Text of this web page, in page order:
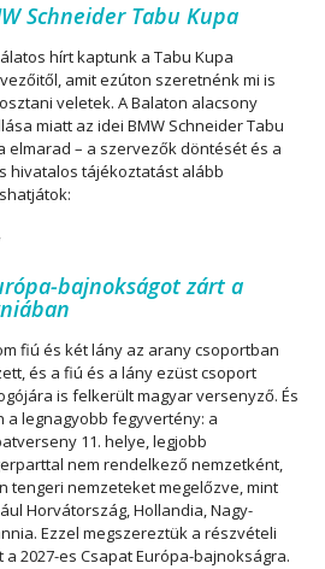
Schneider Tabu Kupa
hírt kaptunk a Tabu Kupa
amit ezúton szeretnénk mi is
veletek. A Balaton alacsony
miatt az idei BMW Schneider Tabu
elmarad – a szervezők döntését és a
hivatalos tájékoztatást alább
bajnokságot zárt a
fiú és két lány az arany csoportban
és a fiú és a lány ezüst csoport
is felkerült magyar versenyző. És
a legnagyobb fegyvertény: a
11. helye, legjobb
nem rendelkező nemzetként,
tengeri nemzeteket megelőzve, mint
Horvátország, Hollandia, Nagy-
Ezzel megszereztük a részvételi
a 2027-es Csapat Európa-bajnokságra.